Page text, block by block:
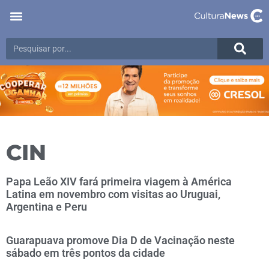
CIN
Papa Leão XIV fará primeira viagem à América
Latina em novembro com visitas ao Uruguai,
Argentina e Peru
Guarapuava promove Dia D de Vacinação neste
sábado em três pontos da cidade